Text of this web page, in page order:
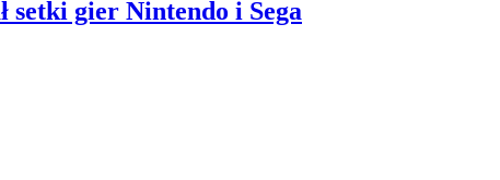
setki gier Nintendo i Sega